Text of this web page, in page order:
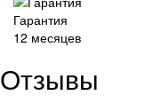
Гарантия
12 месяцев
Отзывы